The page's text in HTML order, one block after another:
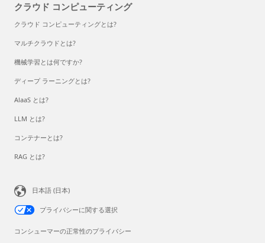
クラウド コンピューティング
クラウド コンピューティングとは?
マルチクラウドとは?
機械学習とは何ですか?
ディープ ラーニングとは?
AlaaS とは?
LLM とは?
コンテナーとは?
RAG とは?
日本語 (日本)
プライバシーに関する選択
コンシューマーの正常性のプライバシー